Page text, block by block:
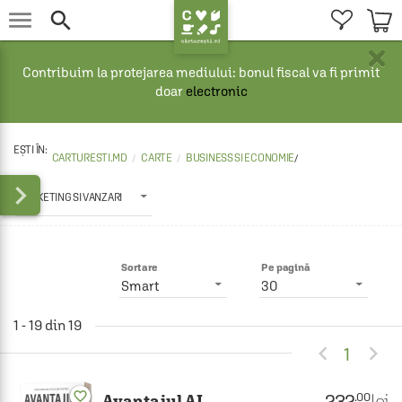
 
×
Contribuim la protejarea mediului: bonul fiscal va fi primit
doar electronic
CARTURESTI.MD CARTE BUSINESS SI ECONOMIE/
MARKETING SI VANZARI

Pe pagină
30
Sortare
Smart
1 - 19 din 19
 1 
favorite_border .00